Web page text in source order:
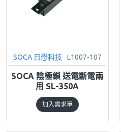
SOCA 日懋科技 L1007-107
SOCA 陰極鎖 送電斷電兩
用 SL-350A
加入需求單